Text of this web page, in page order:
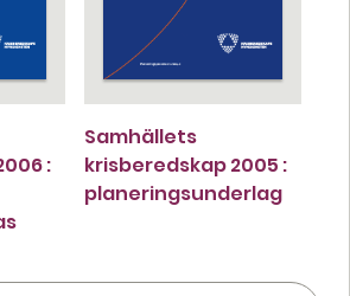
:
Samhällets
krisberedskap 2005 :
planeringsunderlag